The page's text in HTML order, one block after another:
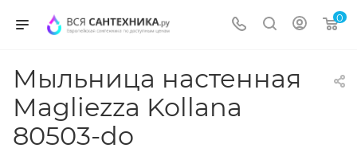
0
Мыльница настенная
Magliezza Kollana
80503-do